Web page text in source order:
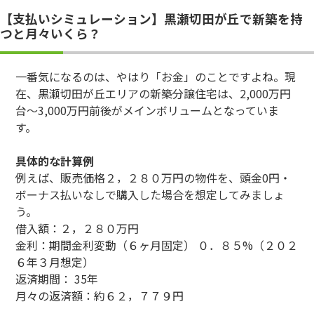
【支払いシミュレーション】黒瀬切田が丘で新築を持
つと月々いくら？
一番気になるのは、やはり「お金」のことですよね。現
在、黒瀬切田が丘エリアの新築分譲住宅は、2,000万円
台〜3,000万円前後がメインボリュームとなっていま
す。
具体的な計算例
例えば、販売価格２，２８０万円の物件を、頭金0円・
ボーナス払いなしで購入した場合を想定してみましょ
う。
借入額：２，２８０万円
金利：期間金利変動（６ヶ月固定） ０．８５%（２０２
６年３月想定）
返済期間： 35年
月々の返済額：約６２，７７９円